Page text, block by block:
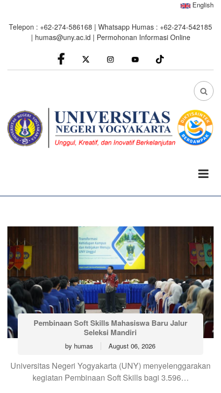
main
English
Telepon : +62-274-586168 | Whatsapp Humas : +62-274-542185
| humas@uny.ac.id | Permohonan Informasi Online
facebook
Instagram youtube
FA
Pembinaan Soft Skills Mahasiswa Baru Jalur
Seleksi Mandiri
by humas August 06, 2026
Universitas Negeri Yogyakarta (UNY) menyelenggarakan
kegiatan Pembinaan Soft Skills bagi 3.596…